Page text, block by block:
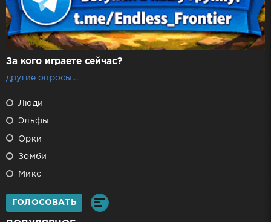
За кого играете сейчас?
другие опросы...
Люди
Эльфы
Орки
Зомби
Микс
ГОЛОСОВАТЬ